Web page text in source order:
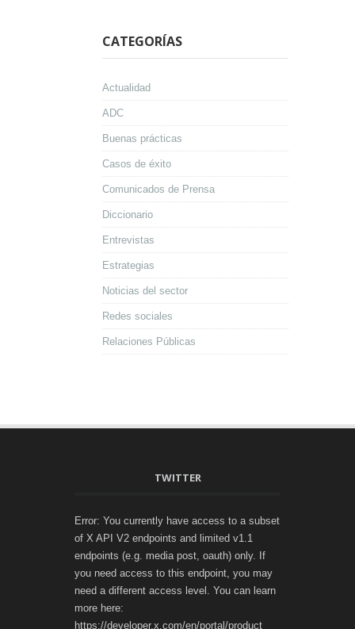
CATEGORÍAS
Actualidad
ADC
Buenas prácticas
Casos de éxito
Comunicados de Prensa
Diccionario
Entrevistas
Estrategias
Noticias del sector
Redes sociales
Relaciones Públicas
TWITTER
Error: You currently have access to a subset
of X API V2 endpoints and limited v1.1
endpoints (e.g. media post, oauth) only. If
you need access to this endpoint, you may
need a different access level. You can learn
more here:
https://developer.x.com/en/portal/product